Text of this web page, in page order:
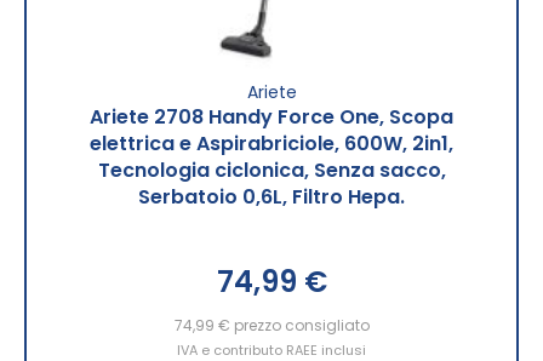
Ariete
Ariete 2708 Handy Force One, Scopa
elettrica e Aspirabriciole, 600W, 2in1,
Tecnologia ciclonica, Senza sacco,
Serbatoio 0,6L, Filtro Hepa.
74,99 €
74,99 € prezzo consigliato
IVA e contributo RAEE inclusi